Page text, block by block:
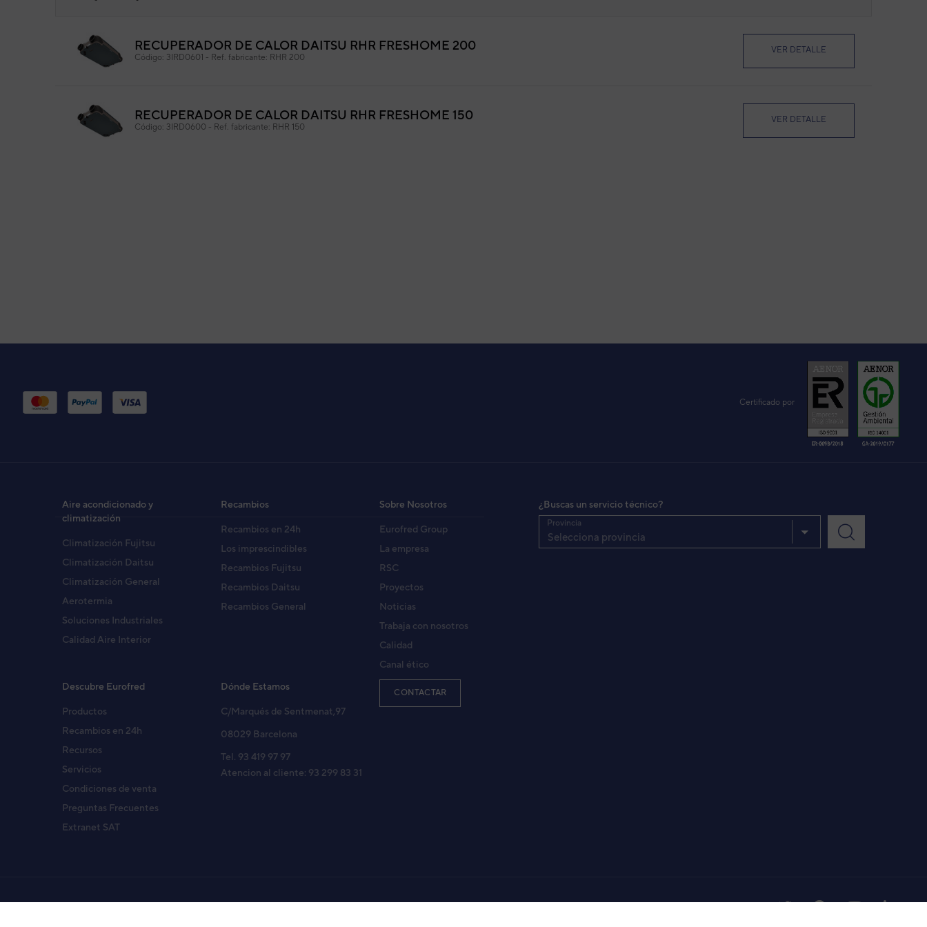
Tapa delantera
ID
RECUPERADOR DE CALOR DAITSU RHR FRESHOME 200
Código: 3IRD0601 - Ref. fabricante: RHR 200
VER DETALLE
RECUPERADOR DE CALOR DAITSU RHR FRESHOME 150
Código: 3IRD0600 - Ref. fabricante: RHR 150
VER DETALLE
Certificado por
Aire acondicionado y
climatización
Climatización Fujitsu
Climatización Daitsu
Climatización General
Aerotermia
Soluciones Industriales
Calidad Aire Interior
Recambios
Recambios en 24h
Los imprescindibles
Recambios Fujitsu
Recambios Daitsu
Recambios General
Sobre Nosotros
Eurofred Group
La empresa
RSC
Proyectos
Noticias
Trabaja con nosotros
Calidad
Canal ético
Descubre Eurofred
Productos
Recambios en 24h
Recursos
Servicios
Condiciones de venta
Preguntas Frecuentes
Extranet SAT
Dónde Estamos
C/Marqués de Sentmenat,97
08029 Barcelona
Tel. 93 419 97 97
Atencion al cliente: 93 299 83 31
CONTACTAR
¿Buscas un servicio técnico?
Selecciona provincia
Provincia